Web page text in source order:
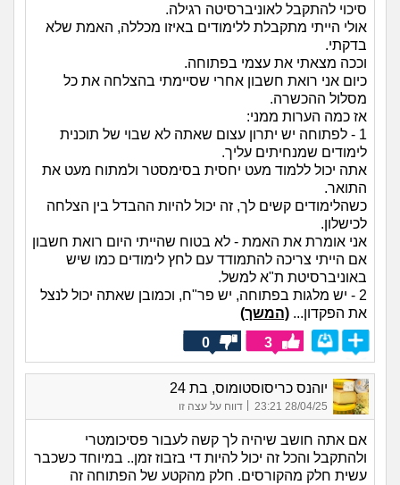
סיכוי להתקבל לאוניברסיטה רגילה.
אולי הייתי מתקבלת ללימודים באיזו מכללה, האמת שלא
בדקתי.
וככה מצאתי את עצמי בפתוחה.
כיום אני רואת חשבון אחרי שסיימתי בהצלחה את כל
מסלול ההכשרה.
אז כמה הערות ממני:
1 - לפתוחה יש יתרון עצום שאתה לא שבוי של תוכנית
לימודים שמנחיתים עליך.
אתה יכול ללמוד מעט יחסית בסימסטר ולמתוח מעט את
התואר.
כשהלימודים קשים לך, זה יכול להיות ההבדל בין הצלחה
לכישלון.
אני אומרת את האמת - לא בטוח שהייתי היום רואת חשבון
אם הייתי צריכה להתמודד עם לחץ לימודים כמו שיש
באוניברסיטת ת"א למשל.
2 - יש מלגות בפתוחה, יש פר"ח, וכמובן שאתה יכול לנצל
את הפקדון... (המשך)
3
0
יוהנס כריסוסטומוס, בת 24
28/04/25 23:21 דווח על עצה זו
אם אתה חושב שיהיה לך קשה לעבור פסיכומטרי
ולהתקבל והכל זה יכול להיות די בזבוז זמן.. במיוחד כשכבר
עשית חלק מהקורסים. חלק מהקטע של הפתוחה זה